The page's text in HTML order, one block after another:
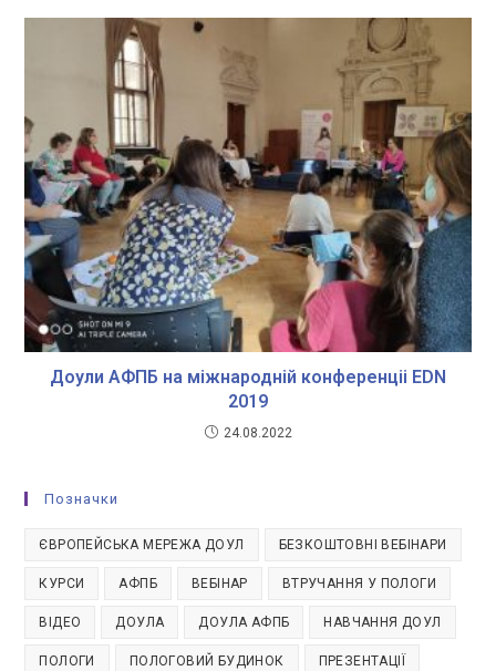
Доули АФПБ на міжнародній конференціі EDN
2019
24.08.2022
Позначки
ЄВРОПЕЙСЬКА МЕРЕЖА ДОУЛ БЕЗКОШТОВНІ ВЕБІНАРИ
КУРСИ АФПБ ВЕБІНАР ВТРУЧАННЯ У ПОЛОГИ
ВІДЕО ДОУЛА ДОУЛА АФПБ НАВЧАННЯ ДОУЛ
ПОЛОГИ ПОЛОГОВИЙ БУДИНОК ПРЕЗЕНТАЦІЇ